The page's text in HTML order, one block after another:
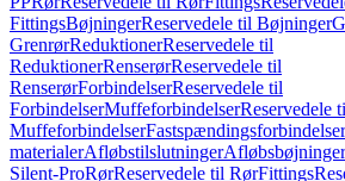
FittingsBøjningerReservedele til Bøjninger
GrenrørReduktionerReservedele til
ReduktionerRenserørReservedele til
RenserørForbindelserReservedele til
ForbindelserMuffeforbindelserReservedele
MuffeforbindelserFastspændingsforbindelser
materialerAfløbstilslutningerAfløbsbøjninger
Silent-ProRørReservedele til RørFittings